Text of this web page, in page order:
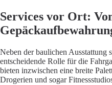
Services vor Ort:
Neben der baulichen Ausstattung
entscheidende Rolle für die
bieten inzwischen eine breite
Drogerien und sogar